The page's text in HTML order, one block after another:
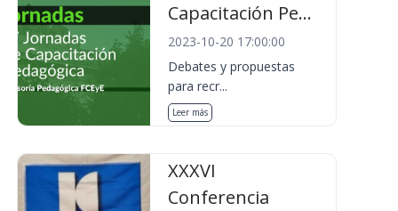
Capacitación Pe...
2023-10-20 17:00:00
Debates y propuestas
para recr...
Leer más
XXXVI
Conferencia